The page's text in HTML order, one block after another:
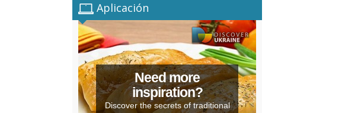
Aplicación
Need more
inspiration?
Discover the secrets of traditional